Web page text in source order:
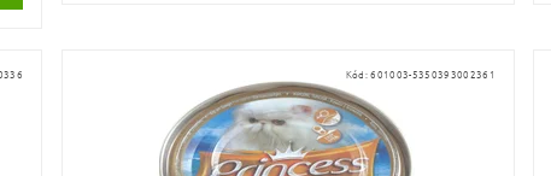
Kód:601003-5350393002361